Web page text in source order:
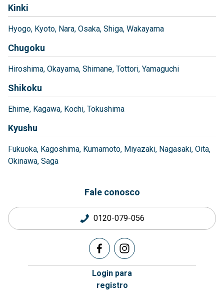
Kinki
Hyogo Kyoto Nara Osaka Shiga Wakayama
Chugoku
Hiroshima Okayama Shimane Tottori Yamaguchi
Shikoku
Ehime Kagawa Kochi Tokushima
Kyushu
Fukuoka Kagoshima Kumamoto Miyazaki Nagasaki Oita
Okinawa Saga
Fale conosco
0120-079-056
Login para
registro